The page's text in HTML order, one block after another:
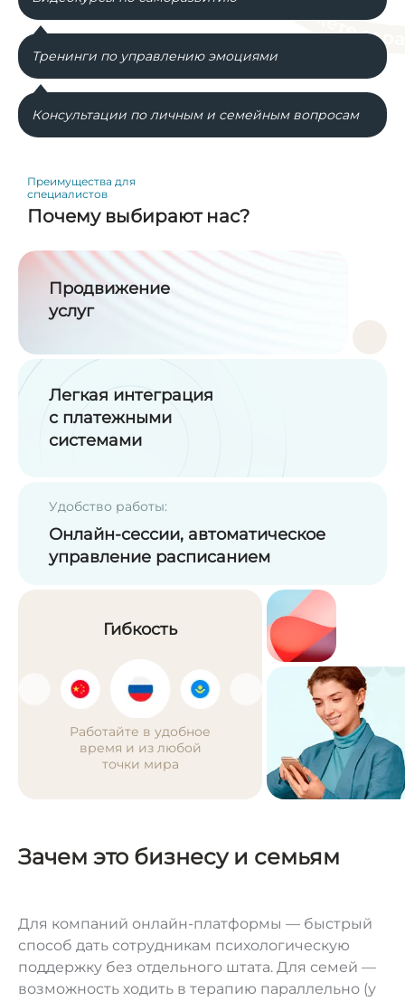
Тренинги по управлению эмоциями
Консультации по личным и семейным вопросам
Преимущества для
специалистов
Почему выбирают нас?
Продвижение
услуг
Легкая интеграция
с платежными
системами
Удобство работы:
Онлайн-сессии, автоматическое
управление расписанием
Гибкость
Работайте в удобное
время и из любой
точки мира
Зачем это бизнесу и семьям
Для компаний онлайн-платформы — быстрый
способ дать сотрудникам психологическую
поддержку без отдельного штата. Для семей —
возможность ходить в терапию параллельно (у